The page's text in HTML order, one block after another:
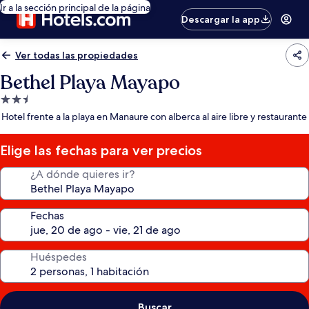
Ir a la sección principal de la página
Descargar la app
Ver todas las propiedades
Bethel Playa Mayapo
Propiedad
de
estrellas
Hotel frente a la playa en Manaure con alberca al aire libre y restaurante
Elige las fechas para ver precios
¿A dónde quieres ir?
Fechas
Huéspedes